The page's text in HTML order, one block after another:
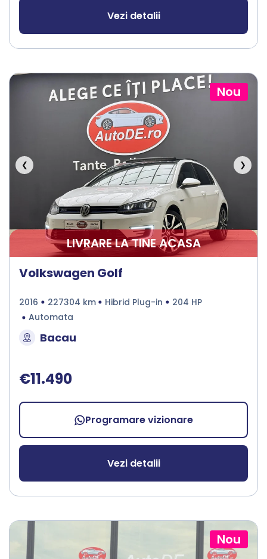
Vezi detalii
Nou
❮ ❯
LIVRARE LA TINE ACASA
Volkswagen Golf
2016 227304 km Hibrid Plug-in
204 HP
Automata
Bacau
€11.490
Programare vizionare
Vezi detalii
Nou